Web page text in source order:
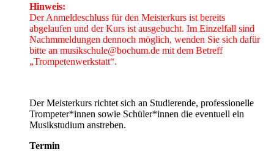
Hinweis:
Der Anmeldeschluss für den Meisterkurs ist bereits
abgelaufen und der Kurs ist ausgebucht. Im Einzelfall sind
Nachmmeldungen dennoch möglich, wenden Sie sich dafür
bitte an musikschule@bochum.de mit dem Betreff
„Trompetenwerkstatt“.
Der Meisterkurs richtet sich an Studierende, professionelle
Trompeter*innen sowie Schüler*innen die eventuell ein
Musikstudium anstreben.
Termin